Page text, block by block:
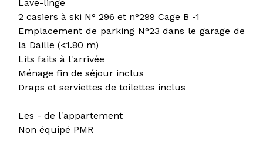
Lave-linge
2 casiers à ski N° 296 et n°299 Cage B -1
Emplacement de parking N°23 dans le garage de
la Daille (<1.80 m)
Lits faits à l'arrivée
Ménage fin de séjour inclus
Draps et serviettes de toilettes inclus
Les - de l'appartement
Non équipé PMR